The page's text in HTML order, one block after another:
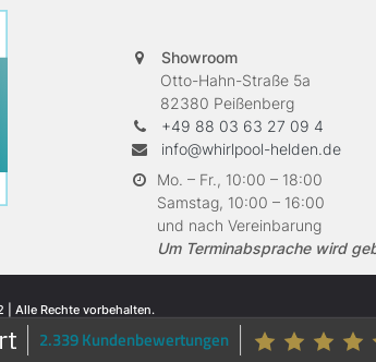
Showroom
Otto-Hahn-Straße 5a
82380 Peißenberg
+49 88 03 63 27 09 4
info@whirlpool-helden.de
Mo. – Fr., 10:00 – 18:00
Samstag, 10:00 – 16:00
und nach Vereinbarung
Um Terminabsprache wird
| Alle Rechte vorbehalten.
2.339 Kundenbewertungen